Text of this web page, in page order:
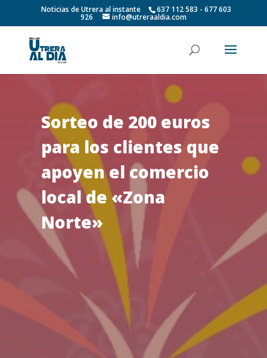
Noticias de Utrera al instante 637 112 583 - 677 603
926 info@utreraaldia.com
Sorteo de 200 euros
para los clientes que
apoyen el comercio
local de «Zona
Norte»